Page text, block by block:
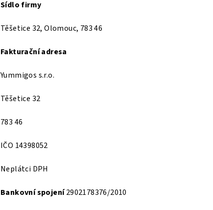
Sídlo firmy
Těšetice 32, Olomouc, 783 46
Fakturační adresa
Yummigos s.r.o.
Těšetice 32
783 46
IČO 14398052
Neplátci DPH
Bankovní spojení2902178376/2010